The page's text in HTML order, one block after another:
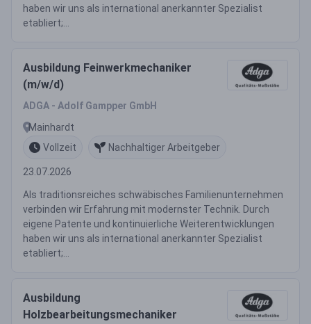
haben wir uns als international anerkannter Spezialist
etabliert;...
Ausbildung Feinwerkmechaniker
(m/w/d)
ADGA - Adolf Gampper GmbH
Mainhardt
Vollzeit
Nachhaltiger Arbeitgeber
23.07.2026
Als traditionsreiches schwäbisches Familienunternehmen
verbinden wir Erfahrung mit modernster Technik. Durch
eigene Patente und kontinuierliche Weiterentwicklungen
haben wir uns als international anerkannter Spezialist
etabliert;...
Ausbildung
Holzbearbeitungsmechaniker